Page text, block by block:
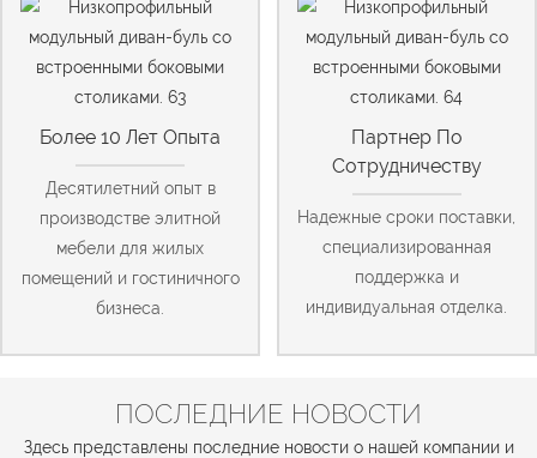
Более 10 Лет Опыта
Десятилетний опыт в
производстве элитной
мебели для жилых
помещений и гостиничного
бизнеса.
Партнер По
Сотрудничеству
Надежные сроки поставки,
специализированная
поддержка и
индивидуальная отделка.
ПОСЛЕДНИЕ НОВОСТИ
Здесь представлены последние новости о нашей компании и